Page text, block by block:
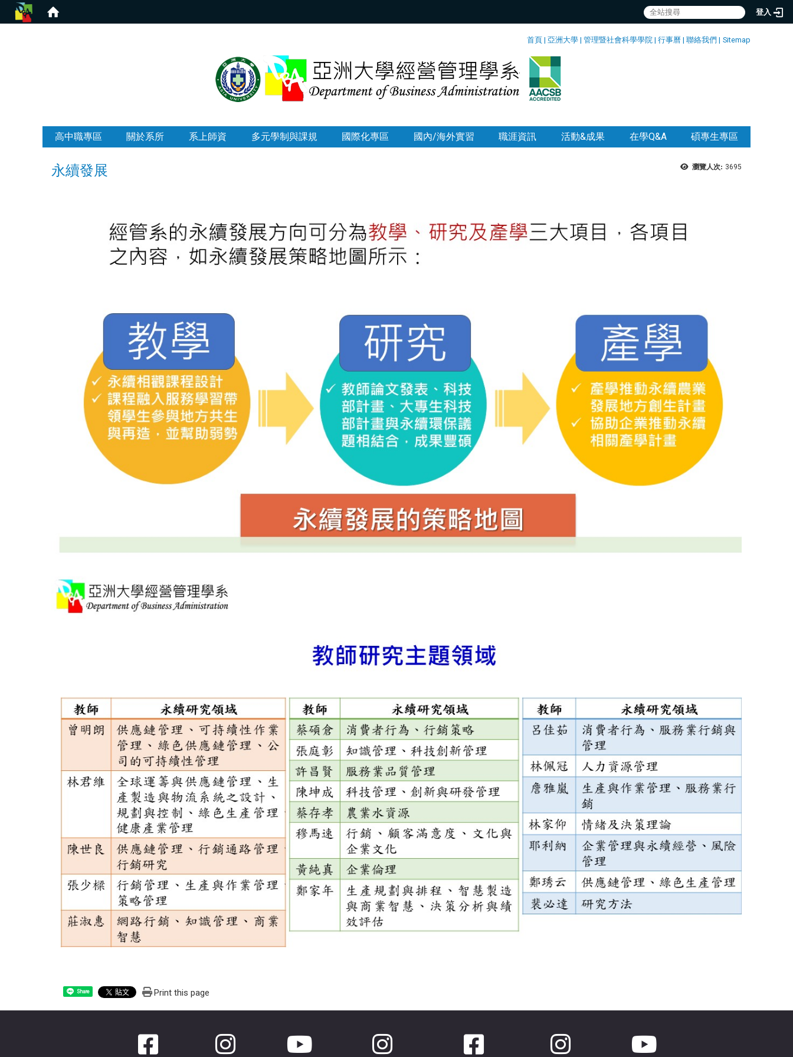
登入
首頁 | 亞洲大學 | 管理暨社會科學學院 | 行事曆 | 聯絡我們 | Sitemap
高中職專區 關於系所 系上師資 多元學制與課規 國際化專區 國內/海外實習 職涯資訊 活動&成果 在學Q&A 碩專生專區
瀏覽人次: 3695
永續發展
Share Print this page